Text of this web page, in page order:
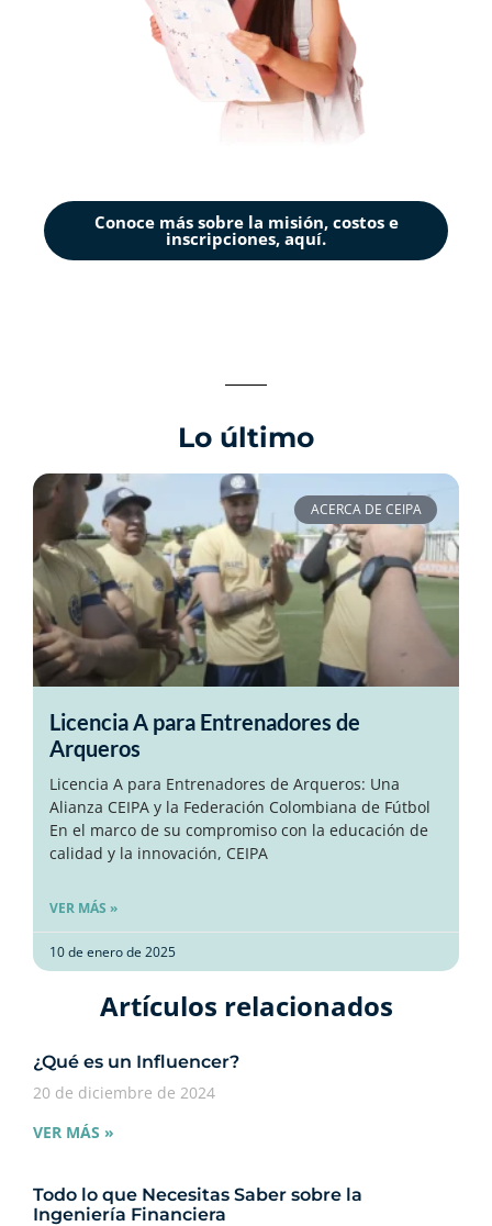
Conoce más sobre la misión, costos e
inscripciones, aquí.
Lo último
ACERCA DE CEIPA
Licencia A para Entrenadores de
Arqueros
Licencia A para Entrenadores de Arqueros: Una
Alianza CEIPA y la Federación Colombiana de Fútbol
En el marco de su compromiso con la educación de
calidad y la innovación, CEIPA
VER MÁS »
10 de enero de 2025
Artículos relacionados​
¿Qué es un Influencer?
20 de diciembre de 2024
VER MÁS »
Todo lo que Necesitas Saber sobre la
Ingeniería Financiera